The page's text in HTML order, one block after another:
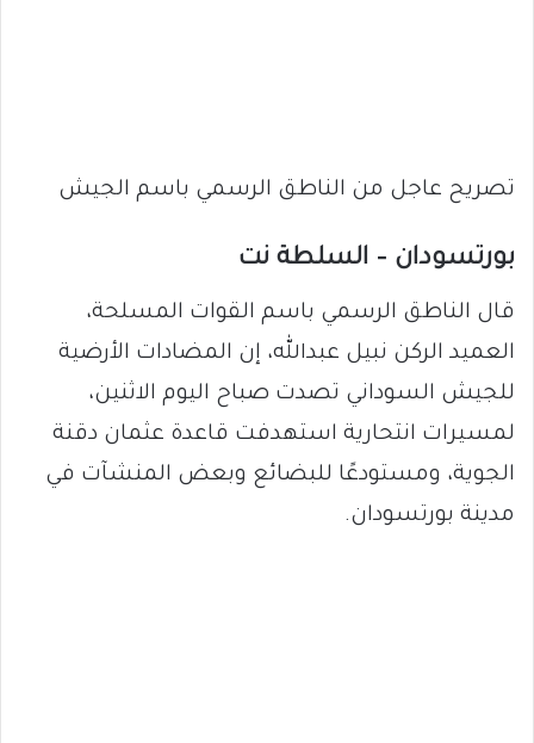
تصريح عاجل من الناطق الرسمي باسم الجيش
بورتسودان – السلطة نت
قال الناطق الرسمي باسم القوات المسلحة،
العميد الركن نبيل عبدالله، إن المضادات الأرضية
للجيش السوداني تصدت صباح اليوم الاثنين،
لمسيرات انتحارية استهدفت قاعدة عثمان دقنة
الجوية، ومستودعًا للبضائع وبعض المنشآت في
مدينة بورتسودان.